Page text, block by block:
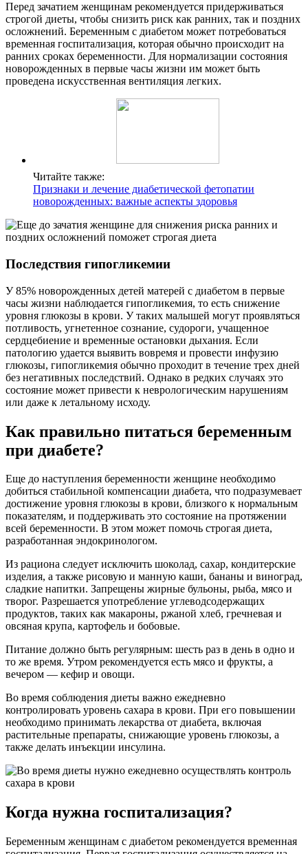
Перед зачатием женщинам рекомендуется придерживаться
строгой диеты, чтобы снизить риск как ранних, так и поздних
осложнений. Беременным с диабетом может потребоваться
временная госпитализация, которая обычно происходит на
ранних сроках беременности. Для нормализации состояния
новорожденных в первые часы жизни им может быть
проведена искусственная вентиляция легких.
Читайте также:
Признаки и лечение диабетической фетопатии
новорожденных: важные аспекты здоровья
Последствия гипогликемии
У 85% новорожденных детей матерей с диабетом в первые
часы жизни наблюдается гипогликемия, то есть снижение
уровня глюкозы в крови. У таких малышей могут проявляться
потливость, угнетенное сознание, судороги, учащенное
сердцебиение и временные остановки дыхания. Если
патологию удается выявить вовремя и провести инфузию
глюкозы, гипогликемия обычно проходит в течение трех дней
без негативных последствий. Однако в редких случаях это
состояние может привести к неврологическим нарушениям
или даже к летальному исходу.
Как правильно питаться беременным
при диабете?
Еще до наступления беременности женщине необходимо
добиться стабильной компенсации диабета, что подразумевает
достижение уровня глюкозы в крови, близкого к нормальным
показателям, и поддерживать это состояние на протяжении
всей беременности. В этом может помочь строгая диета,
разработанная эндокринологом.
Из рациона следует исключить шоколад, сахар, кондитерские
изделия, а также рисовую и манную каши, бананы и виноград,
сладкие напитки. Запрещены жирные бульоны, рыба, мясо и
творог. Разрешается употребление углеводсодержащих
продуктов, таких как макароны, ржаной хлеб, гречневая и
овсяная крупа, картофель и бобовые.
Питание должно быть регулярным: шесть раз в день в одно и
то же время. Утром рекомендуется есть мясо и фрукты, а
вечером — кефир и овощи.
Во время соблюдения диеты важно ежедневно
контролировать уровень сахара в крови. При его повышении
необходимо принимать лекарства от диабета, включая
растительные препараты, снижающие уровень глюкозы, а
также делать инъекции инсулина.
Когда нужна госпитализация?
Беременным женщинам с диабетом рекомендуется временная